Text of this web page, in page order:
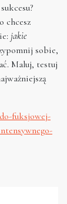
chcesz
jakie
sobie,
Maluj, testuj
fuksjowej-